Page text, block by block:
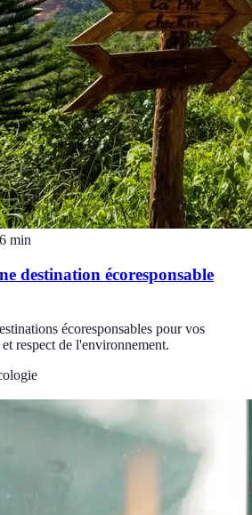
6 min
destination écoresponsable
écoresponsables pour vos
respect de l'environnement.